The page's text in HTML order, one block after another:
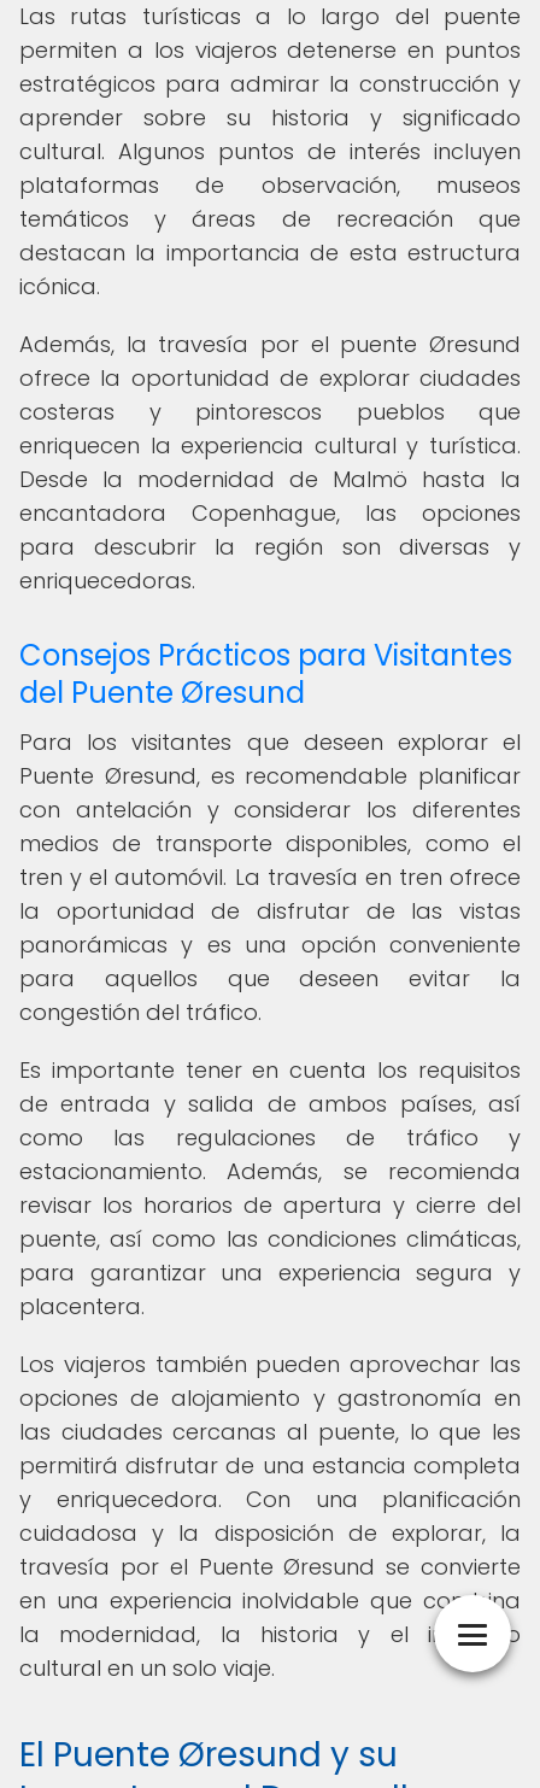
Las rutas turísticas a lo largo del puente
permiten a los viajeros detenerse en puntos
estratégicos para admirar la construcción y
aprender sobre su historia y significado
cultural. Algunos puntos de interés incluyen
plataformas de observación, museos
temáticos y áreas de recreación que
destacan la importancia de esta estructura
icónica.
Además, la travesía por el puente Øresund
ofrece la oportunidad de explorar ciudades
costeras y pintorescos pueblos que
enriquecen la experiencia cultural y turística.
Desde la modernidad de Malmö hasta la
encantadora Copenhague, las opciones
para descubrir la región son diversas y
enriquecedoras.
Consejos Prácticos para Visitantes
del Puente Øresund
Para los visitantes que deseen explorar el
Puente Øresund, es recomendable planificar
con antelación y considerar los diferentes
medios de transporte disponibles, como el
tren y el automóvil. La travesía en tren ofrece
la oportunidad de disfrutar de las vistas
panorámicas y es una opción conveniente
para aquellos que deseen evitar la
congestión del tráfico.
Es importante tener en cuenta los requisitos
de entrada y salida de ambos países, así
como las regulaciones de tráfico y
estacionamiento. Además, se recomienda
revisar los horarios de apertura y cierre del
puente, así como las condiciones climáticas,
para garantizar una experiencia segura y
placentera.
Los viajeros también pueden aprovechar las
opciones de alojamiento y gastronomía en
las ciudades cercanas al puente, lo que les
permitirá disfrutar de una estancia completa
y enriquecedora. Con una planificación
cuidadosa y la disposición de explorar, la
travesía por el Puente Øresund se convierte
en una experiencia inolvidable que combina
la modernidad, la historia y el impacto
cultural en un solo viaje.
El Puente Øresund y su